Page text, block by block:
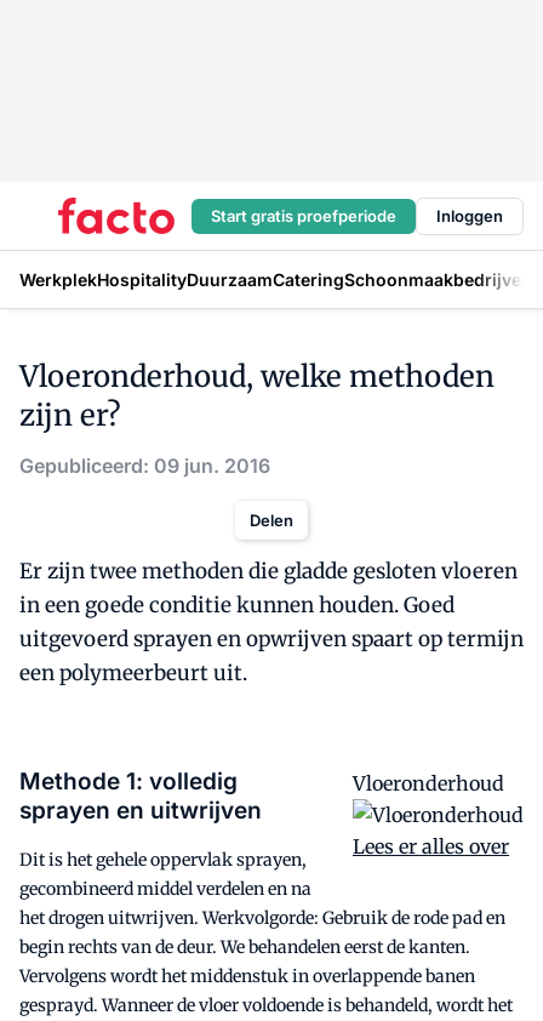
Start gratis proefperiode Inloggen
WerkplekHospitalityDuurzaamCateringSchoonmaakbedrijven
Vloeronderhoud, welke methoden
zijn er?
Gepubliceerd: 09 jun. 2016
Delen
Er zijn twee methoden die gladde gesloten vloeren
in een goede conditie kunnen houden. Goed
uitgevoerd sprayen en opwrijven spaart op termijn
een polymeerbeurt uit.
Vloeronderhoud
Lees er alles over
Methode 1: volledig
sprayen en uitwrijven
Dit is het gehele oppervlak sprayen,
gecombineerd middel verdelen en na
het drogen uitwrijven. Werkvolgorde: Gebruik de rode pad en
begin rechts van de deur. We behandelen eerst de kanten.
Vervolgens wordt het middenstuk in overlappende banen
gesprayd. Wanneer de vloer voldoende is behandeld, wordt het